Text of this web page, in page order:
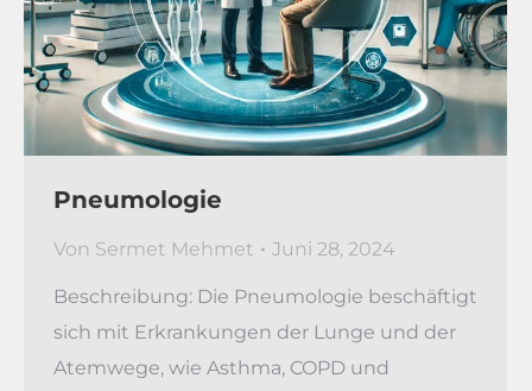
Pneumologie
Von Sermet Mehmet Juni 28, 2024
Beschreibung: Die Pneumologie beschäftigt
sich mit Erkrankungen der Lunge und der
Atemwege, wie Asthma, COPD und